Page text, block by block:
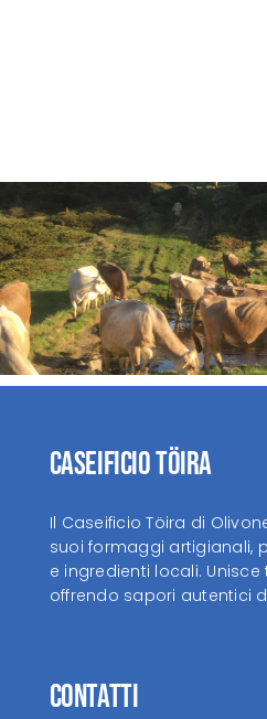
Caseificio Töira
Il Caseificio Töira di
suoi formaggi artigianali,
e ingredienti locali.
offrendo sapori autentici
Contatti